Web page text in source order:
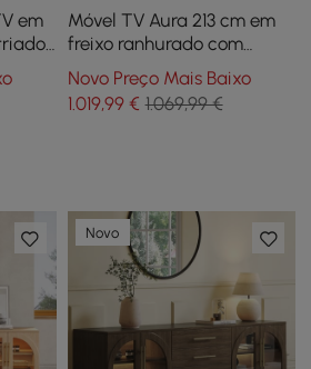
em
Móvel TV Aura 213 cm em
freixo ranhurado com
tampo de pedra
sinterizada e luz LED -
preto
Novo Preço Mais Baixo
1.019,99€ 1.069,99 €
Novo